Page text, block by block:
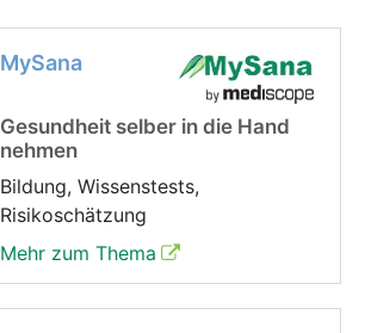
MySana
Gesundheit selber in die Hand
nehmen
Bildung, Wissenstests,
Risikoschätzung
Mehr zum Thema